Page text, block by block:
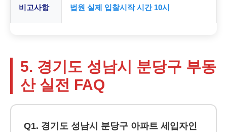
비고사항 법원 실제 입찰시작 시간 10시
5. 경기도 성남시 분당구 부동
산 실전 FAQ
Q1. 경기도 성남시 분당구 아파트 세입자인